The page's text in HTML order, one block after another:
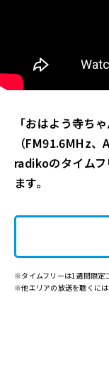
「おはよう寺ち
（FM91.6MHz
radikoのタイム
ます。
※タイムフリーは1週間限定
※他エリアの放送を聴くには